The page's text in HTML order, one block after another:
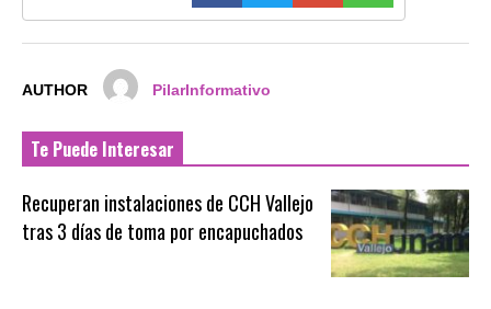
AUTHOR PilarInformativo
Te Puede Interesar
Recuperan instalaciones de CCH Vallejo
tras 3 días de toma por encapuchados